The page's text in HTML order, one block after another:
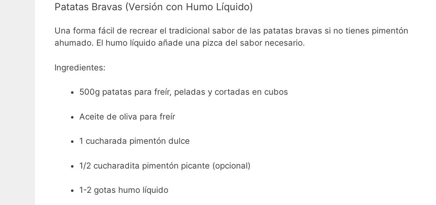
Patatas Bravas (Versión con Humo Líquido)
Una forma fácil de recrear el tradicional sabor de las patatas bravas si no tienes pimentón
ahumado. El humo líquido añade una pizca del sabor necesario.
Ingredientes:
500g patatas para freír, peladas y cortadas en cubos
Aceite de oliva para freír
1 cucharada pimentón dulce
1/2 cucharadita pimentón picante (opcional)
1-2 gotas humo líquido